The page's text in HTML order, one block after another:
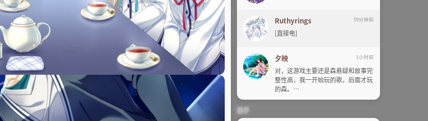
Ruthyrings 59分钟前
[直接电]
夕映 1小时前
对，这游戏主要还是森悬疑和故事完
整性高，我一开始玩的歌，后面才玩
的森。…
关于